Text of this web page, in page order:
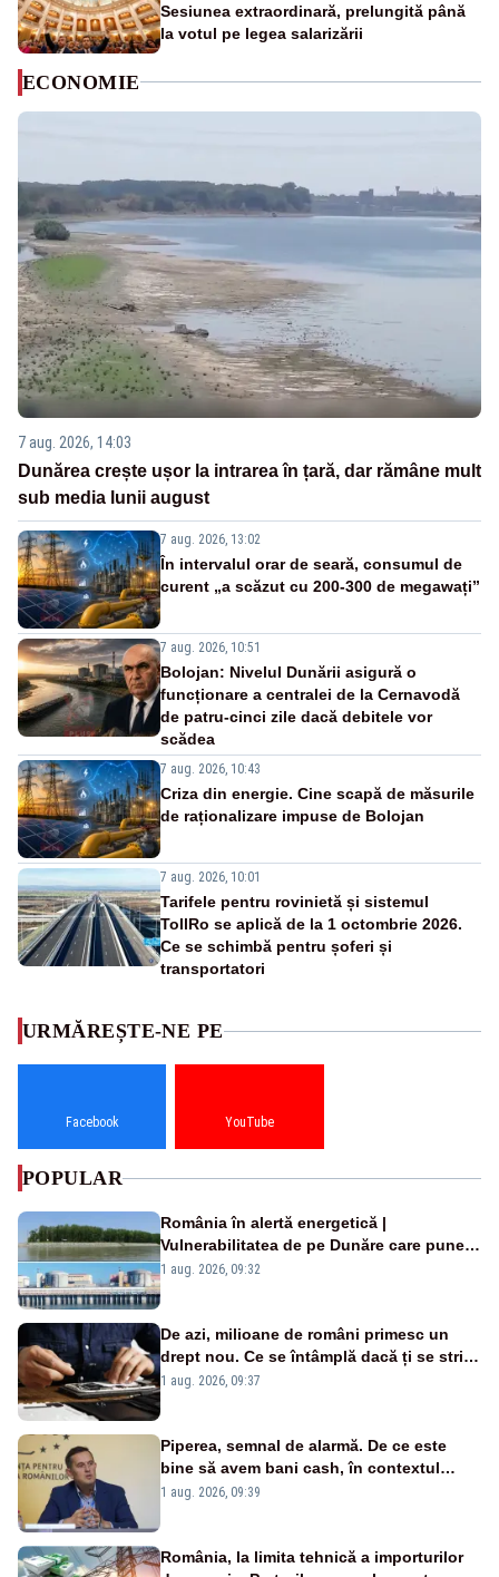
Sesiunea extraordinară, prelungită până
la votul pe legea salarizării
ECONOMIE
7 aug. 2026, 14:03
Dunărea crește ușor la intrarea în țară, dar rămâne mult
sub media lunii august
7 aug. 2026, 13:02
În intervalul orar de seară, consumul de
curent „a scăzut cu 200-300 de megawați”
7 aug. 2026, 10:51
Bolojan: Nivelul Dunării asigură o
funcționare a centralei de la Cernavodă
de patru-cinci zile dacă debitele vor
scădea
7 aug. 2026, 10:43
Criza din energie. Cine scapă de măsurile
de raționalizare impuse de Bolojan
7 aug. 2026, 10:01
Tarifele pentru rovinietă și sistemul
TollRo se aplică de la 1 octombrie 2026.
Ce se schimbă pentru șoferi și
transportatori
URMĂREȘTE-NE PE
Facebook YouTube
POPULAR
România în alertă energetică |
Vulnerabilitatea de pe Dunăre care pune
în pericol Centrala Cernavodă era
1 aug. 2026, 09:32
De azi, milioane de români primesc un
drept nou. Ce se întâmplă dacă ți se strică
un produs
1 aug. 2026, 09:37
Piperea, semnal de alarmă. De ce este
bine să avem bani cash, în contextul
alertei energetice?
1 aug. 2026, 09:39
România, la limita tehnică a importurilor